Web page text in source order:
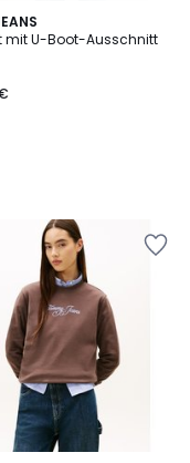
mit U-Boot-Ausschnitt